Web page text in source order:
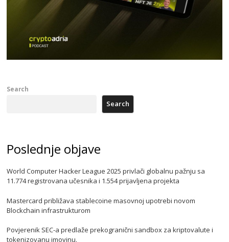
Search
Search
Poslednje objave
World Computer Hacker League 2025 privlači globalnu pažnju sa
11.774 registrovana učesnika i 1.554 prijavljena projekta
Mastercard približava stablecoine masovnoj upotrebi novom
Blockchain infrastrukturom
Povjerenik SEC-a predlaže prekogranični sandbox za kriptovalute i
tokenizovanu imovinu.